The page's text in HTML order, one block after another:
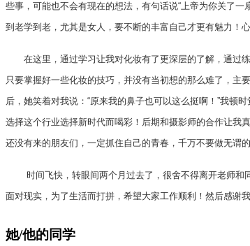
些事，可能也不会有现在的想法，有句话说“上帝为你关了
到老学到老，尤其是女人，要不断的丰富自己才更有魅力
在这里，通过学习让我对化妆有了更深层的了解，通过练
只要掌握好一些化妆的技巧，并没有当初想的那么难了，主
后，她笑着对我说：“原来我的鼻子也可以这么挺啊！”我顿
选择这个行业选择新时代而喝彩！后期和摄影师的合作让我
还没有来的朋友们，一定抓住自己的青春，千万不要做无谓
时间飞快，转眼间两个月过去了，很舍不得离开老师和同
面对现实，为了生活而打拼，希望大家工作顺利！然后感谢
她/他的同学